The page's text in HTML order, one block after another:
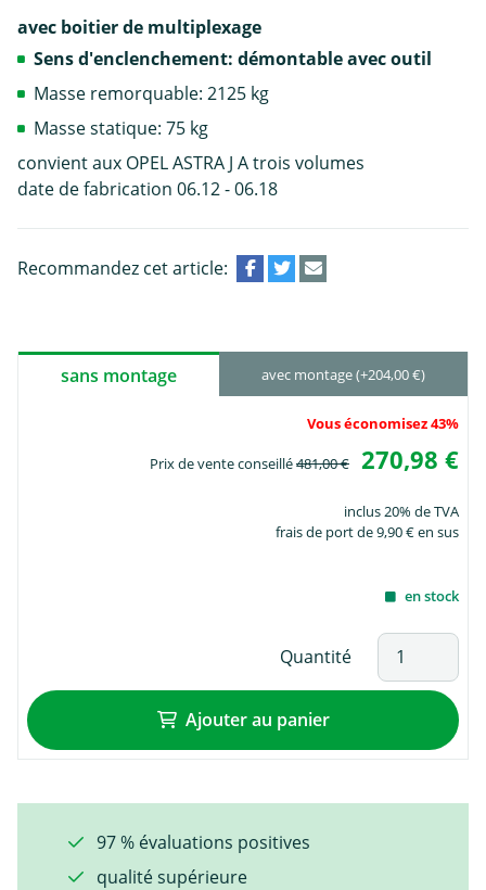
avec boitier de multiplexage
Sens d'enclenchement: démontable avec outil
Masse remorquable: 2125 kg
Masse statique: 75 kg
convient aux OPEL ASTRA J A trois volumes
date de fabrication 06.12 - 06.18
Recommandez cet article:
sans montage avec montage (+204,00 €)
Vous économisez 43%
Prix de vente conseillé481,00 € 270,98 €
inclus 20% de TVA
frais de port de 9,90 € en sus
en stock
Quantité
Ajouter au panier
97 % évaluations positives
qualité supérieure